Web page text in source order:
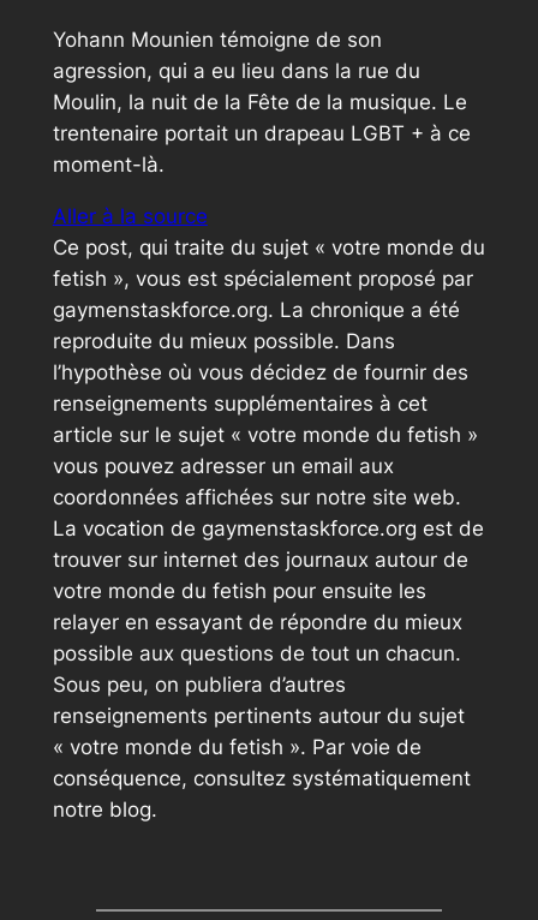
Yohann Mounien témoigne de son
agression, qui a eu lieu dans la rue du
Moulin, la nuit de la Fête de la musique. Le
trentenaire portait un drapeau LGBT + à ce
moment-là.
Aller à la source
Ce post, qui traite du sujet « votre monde du
fetish », vous est spécialement proposé par
gaymenstaskforce.org. La chronique a été
reproduite du mieux possible. Dans
l’hypothèse où vous décidez de fournir des
renseignements supplémentaires à cet
article sur le sujet « votre monde du fetish »
vous pouvez adresser un email aux
coordonnées affichées sur notre site web.
La vocation de gaymenstaskforce.org est de
trouver sur internet des journaux autour de
votre monde du fetish pour ensuite les
relayer en essayant de répondre du mieux
possible aux questions de tout un chacun.
Sous peu, on publiera d’autres
renseignements pertinents autour du sujet
« votre monde du fetish ». Par voie de
conséquence, consultez systématiquement
notre blog.